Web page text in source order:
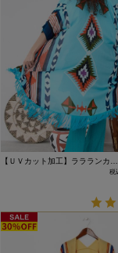
【ＵＶカット加工】ララランカ…